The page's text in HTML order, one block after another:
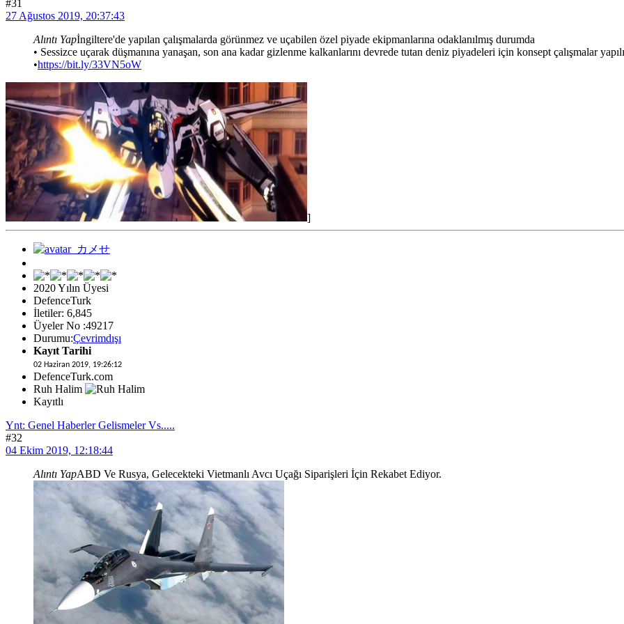
#31
27 Ağustos 2019, 20:37:43
Alıntı Yapİngiltere'de yapılan çalışmalarda görünmez ve uçabilen özel piyade ekipmanlarına odaklanılmış durumda
• Sessizce uçarak düşmanına yanaşan, son ana kadar gizlenme kalkanlarını devrede tutan deniz piyadeleri için konsept çalışmalar
•https://bit.ly/33VN5oW
]
2020 Yılın Üyesi
DefenceTurk
İletiler: 6,845
Üyeler No :49217
Durumu:Çevrimdışı
Kayıt Tarihi
02 Haziran 2019, 19:26:12
DefenceTurk.com
Ruh Halim
Kayıtlı
Ynt: Genel Haberler Gelismeler Vs.....
#32
04 Ekim 2019, 12:18:44
Alıntı YapABD Ve Rusya, Gelecekteki Vietmanlı Avcı Uçağı Siparişleri İçin Rekabet Ediyor.